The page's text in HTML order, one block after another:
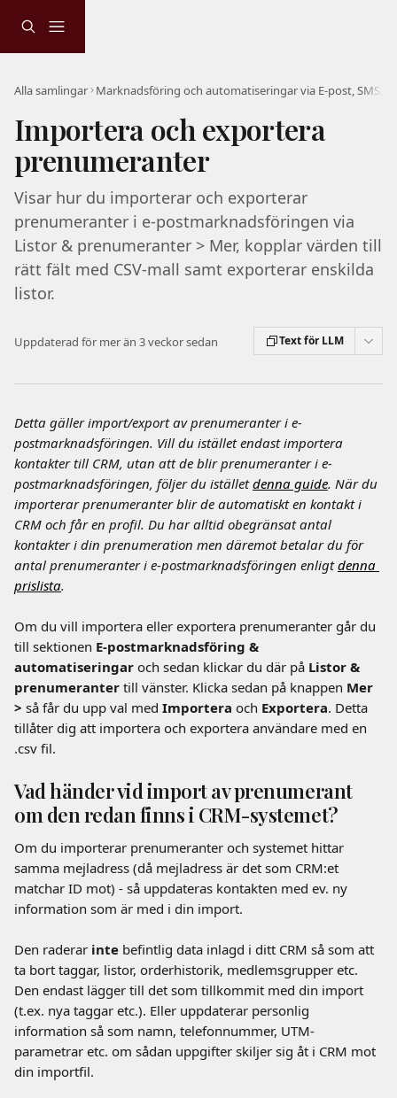
Alla samlingar
Importera och exportera
prenumeranter
Visar hur du importerar och exporterar
prenumeranter i e-postmarknadsföringen via
Listor & prenumeranter > Mer, kopplar värden till
rätt fält med CSV-mall samt exporterar enskilda
listor.
Uppdaterad för mer än 3 veckor sedan Text för LLM
Detta gäller import/export av prenumeranter i e-
postmarknadsföringen. Vill du istället endast importera
kontakter till CRM, utan att de blir prenumeranter i e-
postmarknadsföringen, följer du istället denna guide. När du
importerar prenumeranter blir de automatiskt en kontakt i
CRM och får en profil. Du har alltid obegränsat antal
kontakter i din prenumeration men däremot betalar du för
antal prenumeranter i e-postmarknadsföringen enligt denna
prislista.
Om du vill importera eller exportera prenumeranter går du
till sektionen E-postmarknadsföring &
automatiseringar och sedan klickar du där på Listor &
prenumeranter till vänster. Klicka sedan på knappen Mer
> så får du upp val med Importera och Exportera. Detta
tillåter dig att importera och exportera användare med en
.csv fil.
Vad händer vid import av prenumerant
om den redan finns i CRM-systemet?
Om du importerar prenumeranter och systemet hittar
samma mejladress (då mejladress är det som CRM:et
matchar ID mot) - så uppdateras kontakten med ev. ny
information som är med i din import.
Den raderar inte befintlig data inlagd i ditt CRM så som att
ta bort taggar, listor, orderhistorik, medlemsgrupper etc.
Den endast lägger till det som tillkommit med din import
(t.ex. nya taggar etc.). Eller uppdaterar personlig
information så som namn, telefonnummer, UTM-
parametrar etc. om sådan uppgifter skiljer sig åt i CRM mot
din importfil.